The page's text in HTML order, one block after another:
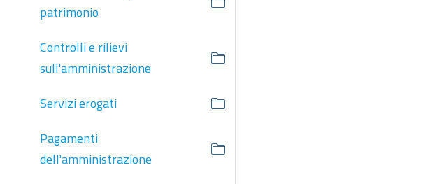
patrimonio
Controlli e rilievi
sull'amministrazione
Servizi erogati
Pagamenti
dell'amministrazione